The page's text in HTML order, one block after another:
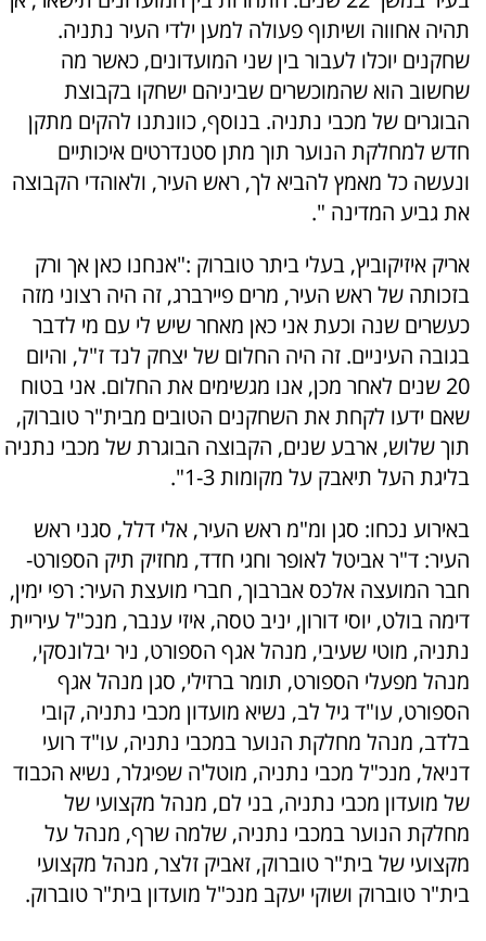
תהיה אחווה ושיתוף פעולה למען ילדי העיר נתניה.
שחקנים יוכלו לעבור בין שני המועדונים, כאשר מה
שחשוב הוא שהמוכשרים שביניהם ישחקו בקבוצת
הבוגרים של מכבי נתניה. בנוסף, כוונתנו להקים מתקן
חדש למחלקת הנוער תוך מתן סטנדרטים איכותיים
ונעשה כל מאמץ להביא לך, ראש העיר, ולאוהדי הקבוצה
את גביע המדינה ".
אריק איזיקוביץ, בעלי ביתר טוברוק :"אנחנו כאן אך ורק
בזכותה של ראש העיר, מרים פיירברג, זה היה רצוני מזה
כעשרים שנה וכעת אני כאן מאחר שיש לי עם מי לדבר
בגובה העיניים. זה היה החלום של יצחק לנד ז"ל, והיום
20 שנים לאחר מכן, אנו מגשימים את החלום. אני בטוח
שאם ידעו לקחת את השחקנים הטובים מבית"ר טוברוק,
תוך שלוש, ארבע שנים, הקבוצה הבוגרת של מכבי נתניה
בליגת העל תיאבק על מקומות 1-3".
באירוע נכחו: סגן ומ"מ ראש העיר, אלי דלל, סגני ראש
העיר: ד"ר אביטל לאופר וחגי חדד, מחזיק תיק הספורט-
חבר המועצה אלכס אברבוך, חברי מועצת העיר: רפי ימין,
דימה בולט, יוסי דורון, יניב טסה, איזי ענבר, מנכ"ל עיריית
נתניה, מוטי שעיבי, מנהל אגף הספורט, ניר יבלונסקי,
מנהל מפעלי הספורט, תומר ברזילי, סגן מנהל אגף
הספורט, עו"ד גיל לב, נשיא מועדון מכבי נתניה, קובי
בלדב, מנהל מחלקת הנוער במכבי נתניה, עו"ד רועי
דניאל, מנכ"ל מכבי נתניה, מוטל'ה שפיגלר, נשיא הכבוד
של מועדון מכבי נתניה, בני לם, מנהל מקצועי של
מחלקת הנוער במכבי נתניה, שלמה שרף, מנהל על
מקצועי של בית"ר טוברוק, זאביק זלצר, מנהל מקצועי
בית"ר טוברוק ושוקי יעקב מנכ"ל מועדון בית"ר טוברוק.